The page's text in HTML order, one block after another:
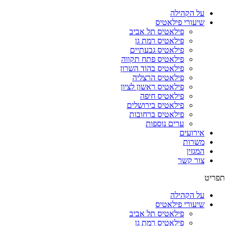
על הקהילה
שיעורי פילאטיס
פילאטיס תל אביב
פילאטיס רמת גן
פילאטיס גבעתיים
פילאטיס פתח תקווה
פילאטיס בהוד השרון
פילאטיס הרצליה
פילאטיס ראשון לציון
פילאטיס חיפה
פילאטיס בירושלים
פילאטיס ברחובות
ערים נוספות
אירועים
משרות
המגזין
צור קשר
תפריט
על הקהילה
שיעורי פילאטיס
פילאטיס תל אביב
פילאטיס רמת גן